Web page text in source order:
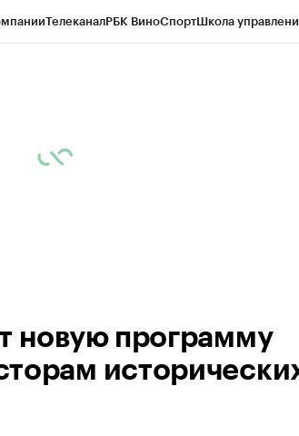
ТелеканалРБК ВиноСпортШкола
новую программу